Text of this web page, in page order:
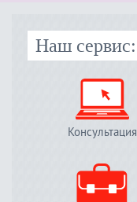
Наш сервис:
Консультация